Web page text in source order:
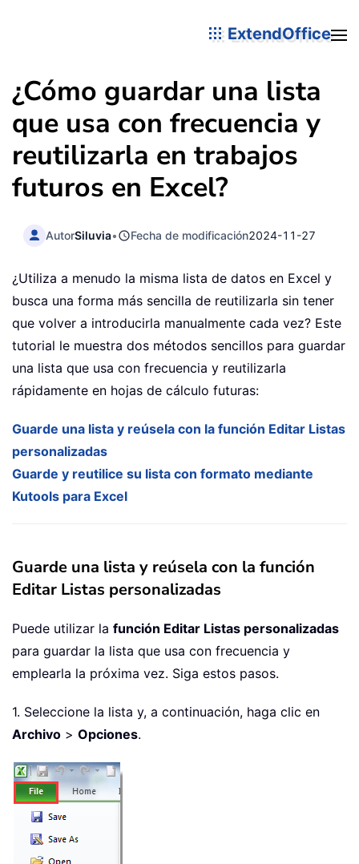
ExtendOffice
¿Cómo guardar una lista
que usa con frecuencia y
reutilizarla en trabajos
futuros en Excel?
AutorSiluvia• Fecha de modificación2024-11-27
¿Utiliza a menudo la misma lista de datos en Excel y
busca una forma más sencilla de reutilizarla sin tener
que volver a introducirla manualmente cada vez? Este
tutorial le muestra dos métodos sencillos para guardar
una lista que usa con frecuencia y reutilizarla
rápidamente en hojas de cálculo futuras:
Guarde una lista y reúsela con la función Editar Listas
personalizadas
Guarde y reutilice su lista con formato mediante
Kutools para Excel
Guarde una lista y reúsela con la función
Editar Listas personalizadas
Puede utilizar la función Editar Listas personalizadas
para guardar la lista que usa con frecuencia y
emplearla la próxima vez. Siga estos pasos.
1. Seleccione la lista y, a continuación, haga clic en
Archivo > Opciones.